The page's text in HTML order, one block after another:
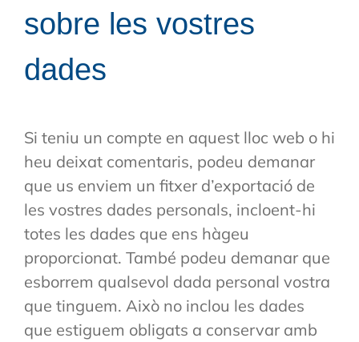
sobre les vostres
dades
Si teniu un compte en aquest lloc web o hi
heu deixat comentaris, podeu demanar
que us enviem un fitxer d’exportació de
les vostres dades personals, incloent-hi
totes les dades que ens hàgeu
proporcionat. També podeu demanar que
esborrem qualsevol dada personal vostra
que tinguem. Això no inclou les dades
que estiguem obligats a conservar amb